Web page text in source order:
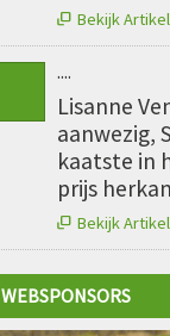
 Bekijk Artikel
....
Lisanne
aanwezig,
kaatste in
prijs
 Bekijk Artikel
WEBSPONSORS